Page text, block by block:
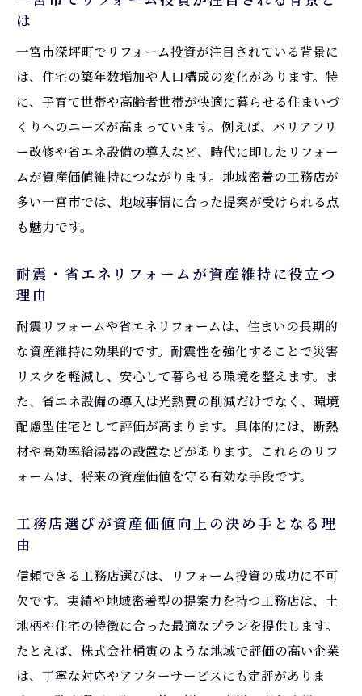
は
一宮市深坪町でリフォーム投資が注目されている背景に
は、住宅の築年数増加や人口構成の変化があります。特
に、子育て世帯や高齢者世帯が快適に暮らせる住まいづ
くりへのニーズが高まっています。例えば、バリアフリ
ー改修や省エネ設備の導入など、時代に即したリフォー
ムが資産価値維持につながります。地域密着の工務店が
多い一宮市では、地域事情に合った提案が受けられる点
も魅力です。
耐震・省エネリフォームが資産維持に役立つ
理由
耐震リフォームや省エネリフォームは、住まいの長期的
な資産維持に効果的です。耐震性を強化することで災害
リスクを軽減し、安心して暮らせる環境を整えます。ま
た、省エネ設備の導入は光熱費の削減だけでなく、環境
配慮型住宅として評価が高まります。具体的には、断熱
材や高効率給湯器の設置などがあります。これらのリフ
ォームは、将来の資産価値を守る有効な手段です。
工務店選びが資産価値向上の決め手となる理
由
信頼できる工務店選びは、リフォーム投資の成功に不可
欠です。実績や地域密着型の提案力を持つ工務店は、土
地柄や住宅の特徴に合った最適なプランを提供します。
たとえば、株式会社桶寅のような地域で評価の高い企業
は、丁寧な対応やアフターサービスにも定評がありま